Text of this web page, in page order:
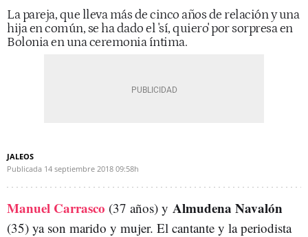
La pareja, que lleva más de cinco años de relación y una
hija en común, se ha dado el 'sí, quiero' por sorpresa en
Bolonia en una ceremonia íntima.
JALEOS
Publicada 14 septiembre 2018 09:58h
Manuel Carrasco (37 años) y Almudena Navalón
(35) ya son marido y mujer. El cantante y la periodista